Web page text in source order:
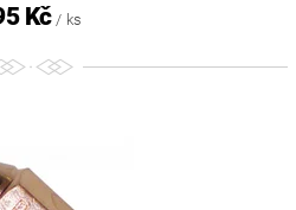
Kč / ks